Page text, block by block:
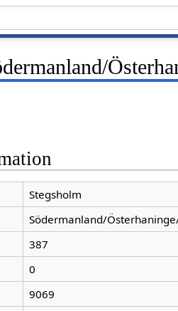
Stegsholm
Södermanland/
387
0
9069